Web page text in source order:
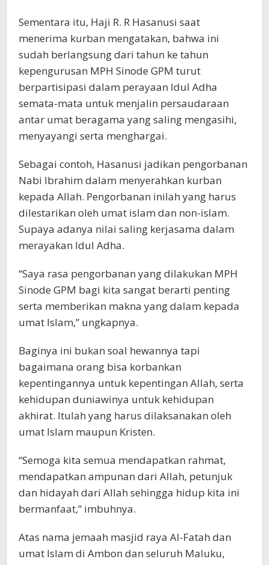
Sementara itu, Haji R. R Hasanusi saat
menerima kurban mengatakan, bahwa ini
sudah berlangsung dari tahun ke tahun
kepengurusan MPH Sinode GPM turut
berpartisipasi dalam perayaan Idul Adha
semata-mata untuk menjalin persaudaraan
antar umat beragama yang saling mengasihi,
menyayangi serta menghargai.
Sebagai contoh, Hasanusi jadikan pengorbanan
Nabi Ibrahim dalam menyerahkan kurban
kepada Allah. Pengorbanan inilah yang harus
dilestarikan oleh umat islam dan non-islam.
Supaya adanya nilai saling kerjasama dalam
merayakan Idul Adha.
“Saya rasa pengorbanan yang dilakukan MPH
Sinode GPM bagi kita sangat berarti penting
serta memberikan makna yang dalam kepada
umat Islam,” ungkapnya.
Baginya ini bukan soal hewannya tapi
bagaimana orang bisa korbankan
kepentingannya untuk kepentingan Allah, serta
kehidupan duniawinya untuk kehidupan
akhirat. Itulah yang harus dilaksanakan oleh
umat Islam maupun Kristen.
“Semoga kita semua mendapatkan rahmat,
mendapatkan ampunan dari Allah, petunjuk
dan hidayah dari Allah sehingga hidup kita ini
bermanfaat,” imbuhnya.
Atas nama jemaah masjid raya Al-Fatah dan
umat Islam di Ambon dan seluruh Maluku,